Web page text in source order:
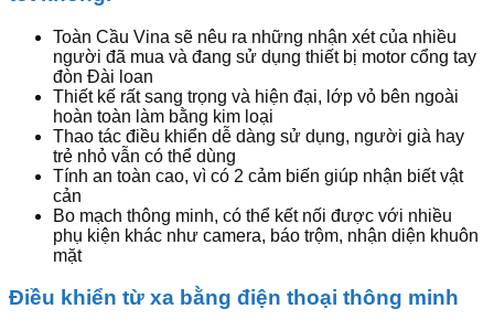
Toàn Cầu Vina sẽ nêu ra những nhận xét của nhiều
người đã mua và đang sử dụng thiết bị motor cổng tay
đòn Đài loan
Thiết kế rất sang trọng và hiện đại, lớp vỏ bên ngoài
hoàn toàn làm bằng kim loại
Thao tác điều khiển dễ dàng sử dụng, người già hay
trẻ nhỏ vẫn có thể dùng
Tính an toàn cao, vì có 2 cảm biến giúp nhận biết vật
cản
Bo mạch thông minh, có thể kết nối được với nhiều
phụ kiện khác như camera, báo trộm, nhận diện khuôn
mặt
Điều khiển từ xa bằng điện thoại thông minh